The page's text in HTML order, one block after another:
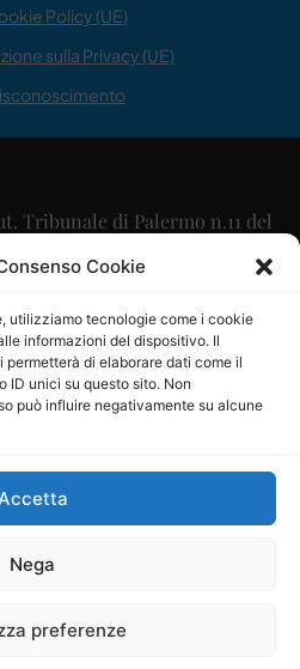
Cookie
utilizziamo tecnologie come i cookie
informazioni del dispositivo. Il
di elaborare dati come il
ID unici su questo sito. Non
può influire negativamente su alcune
Nega
preferenze
Policy (UE)
sulla Privacy (UE)
Tribunale di Palermo n.11 del
09/2015
Maurizio Scaglione
Maria Calabrese
06334930820
Società Cooperativa a r.l. è
di Comunicazione al
srl–info@ladigitale.it